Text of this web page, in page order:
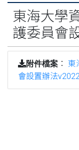
東海大學
護委員會
附件檔案 ： 東
會設置辦法